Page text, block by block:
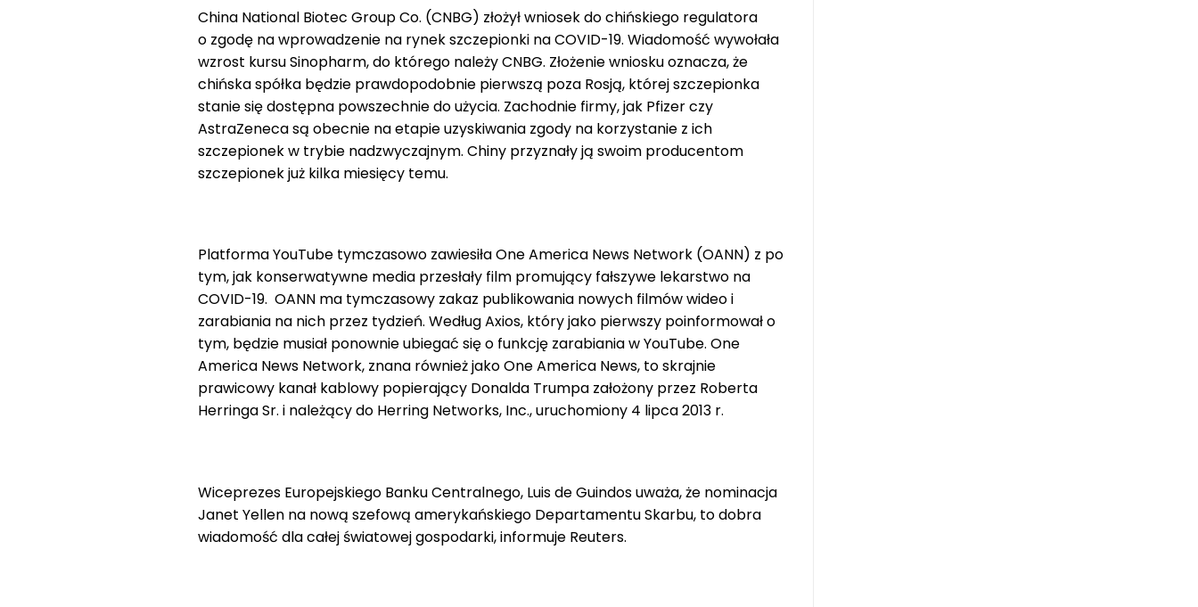
China National Biotec Group Co. (CNBG) złożył wniosek do chińskiego regulatora
o zgodę na wprowadzenie na rynek szczepionki na COVID-19. Wiadomość wywołała
wzrost kursu Sinopharm, do którego należy CNBG. Złożenie wniosku oznacza, że
chińska spółka będzie prawdopodobnie pierwszą poza Rosją, której szczepionka
stanie się dostępna powszechnie do użycia. Zachodnie firmy, jak Pfizer czy
AstraZeneca są obecnie na etapie uzyskiwania zgody na korzystanie z ich
szczepionek w trybie nadzwyczajnym. Chiny przyznały ją swoim producentom
szczepionek już kilka miesięcy temu.
Platforma YouTube tymczasowo zawiesiła One America News Network (OANN) z po
tym, jak konserwatywne media przesłały film promujący fałszywe lekarstwo na
COVID-19. OANN ma tymczasowy zakaz publikowania nowych filmów wideo i
zarabiania na nich przez tydzień. Według Axios, który jako pierwszy poinformował o
tym, będzie musiał ponownie ubiegać się o funkcję zarabiania w YouTube. One
America News Network, znana również jako One America News, to skrajnie
prawicowy kanał kablowy popierający Donalda Trumpa założony przez Roberta
Herringa Sr. i należący do Herring Networks, Inc., uruchomiony 4 lipca 2013 r.
Wiceprezes Europejskiego Banku Centralnego, Luis de Guindos uważa, że nominacja
Janet Yellen na nową szefową amerykańskiego Departamentu Skarbu, to dobra
wiadomość dla całej światowej gospodarki, informuje Reuters.